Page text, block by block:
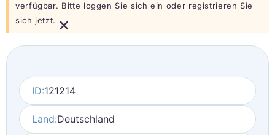
verfügbar. Bitte loggen Sie sich ein oder registrieren Sie
sich jetzt. ×
ID:121214
Land:Deutschland